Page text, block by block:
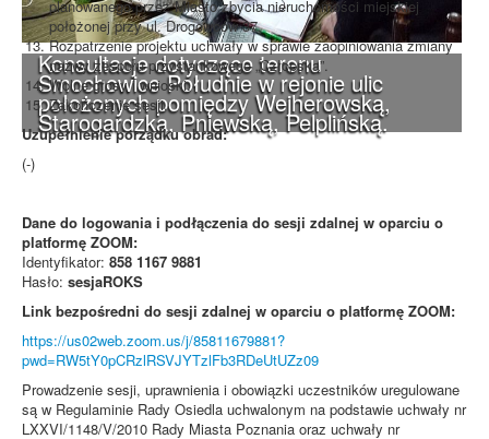
Konsultacje dotyczące terenu
Smochowice Południe w rejonie ulic
położonych pomiędzy Wejherowską,
Starogardzką, Pniewską, Pelplińską.
planowanego przez Miasto zbycia nieruchomości miejskiej
położonej przy ul. Drogowców 37.
Rozpatrzenie projektu uchwały w sprawie zaopiniowania zmiany
nazwy zespołu przystankowego „Człopska”.
Wolne głosy i wnioski.
Zakończenie sesji.
Uzupełnienie porządku obrad:
(-)
Dane do logowania i podłączenia do sesji zdalnej w oparciu o
platformę ZOOM:
Identyfikator: 858 1167 9881
Hasło: sesjaROKS
Link bezpośredni do sesji zdalnej w oparciu o platformę ZOOM:
https://us02web.zoom.us/j/85811679881?
pwd=RW5tY0pCRzlRSVJYTzlFb3RDeUtUZz09
Prowadzenie sesji, uprawnienia i obowiązki uczestników uregulowane
są w Regulaminie Rady Osiedla uchwalonym na podstawie uchwały nr
LXXVI/1148/V/2010 Rady Miasta Poznania oraz uchwały nr